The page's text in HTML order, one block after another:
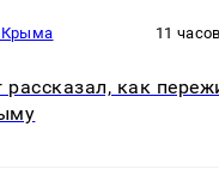
Крыма 11
рассказал, как